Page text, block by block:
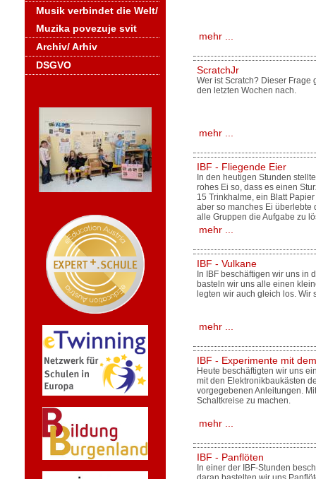
Musik verbindet die Welt/
Muzika povezuje svit
Archiv/ Arhiv
DSGVO
mehr ...
ScratchJr
Wer ist Scratch? Dieser
den letzten Wochen nach.
mehr ...
IBF - Fliegende Eier
In den heutigen Stunden
rohes Ei so, dass es einen
15 Trinkhalme, ein Blatt
aber so manches Ei überlebte
alle Gruppen die Aufgabe zu
mehr ...
IBF - Vulkane
In IBF beschäftigen wir uns in
basteln wir uns alle einen
legten wir auch gleich los.
mehr ...
IBF - Experimente mit
Heute beschäftigten wir uns
mit den Elektronikbaukästen
vorgegebenen Anleitungen.
Schaltkreise zu machen.
mehr ...
IBF - Panflöten
In einer der IBF-Stunden